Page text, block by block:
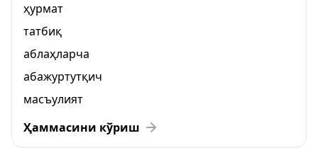
ҳурмат
татбиқ
аблаҳларча
абажуртутқич
масъулият
Ҳаммасини кўриш